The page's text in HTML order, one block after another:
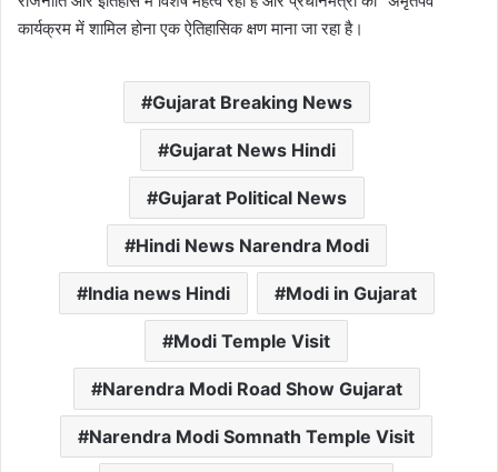
कार्यक्रम में शामिल होना एक ऐतिहासिक क्षण माना जा रहा है।
Gujarat Breaking News
Gujarat News Hindi
Gujarat Political News
Hindi News Narendra Modi
India news Hindi Modi in Gujarat
Modi Temple Visit
Narendra Modi Road Show Gujarat
Narendra Modi Somnath Temple Visit